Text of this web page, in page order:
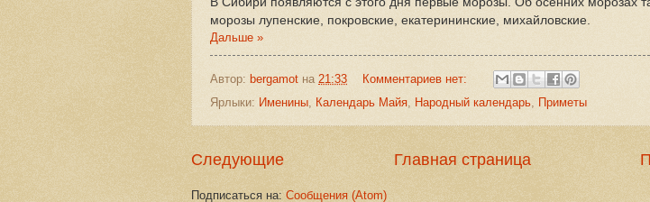
морозы лупенские, покровские, екатерининские, михайловские.
Дальше »
Автор: bergamot на 21:33
Комментариев нет:
Ярлыки: Именины, Календарь Майя, Народный календарь, Приметы
Следующие Главная страница
Подписаться на: Сообщения (Atom)